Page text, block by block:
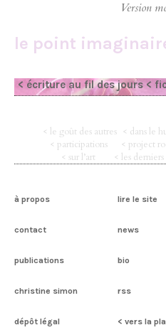
le point
< écriture au fil des jours <
< le goût des autres < dans le
< participations
< project
< sur l’art
< les
à propos lire le site
contact news
publications bio
christine simon rss
dépôt légal < vers la